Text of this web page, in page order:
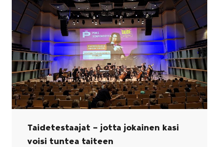
Taidetestaajat – jotta jokainen kasi
voisi tuntea taiteen